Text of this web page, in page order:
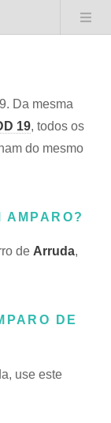
Da mesma
19, todos os
do mesmo
AMPARO?
de Arruda,
DE
use este